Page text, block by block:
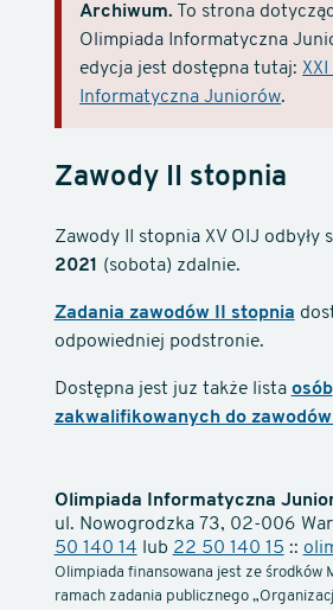
Archiwum. To strona
Olimpiada Informatyczna
edycja jest dostępna tutaj:
Informatyczna Juniorów.
Zawody II stopnia
Zawody II stopnia XV OIJ odbyły
2021 (sobota) zdalnie.
Zadania zawodów II stopnia
odpowiedniej podstronie.
Dostępna jest juz także lista osób
zakwalifikowanych do
Olimpiada Informatyczna
ul. Nowogrodzka 73, 02-006
50 140 14 lub 22 50 140 15 ::
Olimpiada finansowana jest ze środków
ramach zadania publicznego